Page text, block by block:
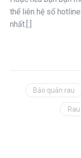
thể liên hệ số
nhất.[:]
Bảo quản rau